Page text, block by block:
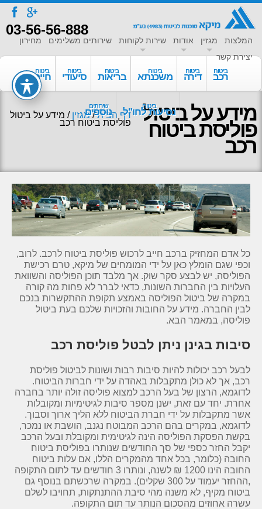
המלצות מגזין אודות שירות לקוחות שירותים משלימים
מחירון
יצירת קשר
f
a
03-56-56-888
ביטוח
רכב ביטוח
דירה ביטוח
משכנתא ביטוח
בריאות ביטוח
סיעודי ביטוח
חיים
ביטוח
נסיעות לחו"ל שירותים
נוספים מידע על ביטול
פוליסת ביטוח
רכב
דף הבית/מגזין / מידע על ביטול
פוליסת ביטוח רכב
כל אדם המחזיק ברכב חייב לרכוש פוליסת ביטוח לרכב. לרוב,
וכפי שגם הומלץ כאן על ידי המומחים של מיקא, טרם רכישת
הפוליסה, יש לבצע סקר שוק. אך מלבד תוכן הפוליסה והשוואת
העלויות בין החברות השונות, כדאי לברר לא פחות מה קורה
במקרה של ביטול הפוליסה באמצע תקופת ההתקשרות בנכם
לבין החברה. מידע על החובות והזכויות שלכם בעת ביטול
פוליסה, במאמר הבא.
סיבות בגינן ניתן לבטל פוליסת רכב
לבעל רכב יכולות להיות סיבות רבות ושונות לביטול פוליסת
רכב, אך לא כולן מתקבלות באהדה על ידי חברות הביטוח.
לדוגמא, הרצון של בעל הרכב למצוא פוליסה זולה יותר בחברה
אחרת. יחד עם זאת, ישנן מספר סיבות לגיטימיות ומקובלות
אשר מתקבלות על ידי חברת הביטוח ללא הליך ארוך וסבוך.
לדוגמא, במקרים בהם הרכב המבוטח נגנב, הושבת או נמכר,
בקשת הפסקת הפוליסה הינה לגיטימית ומקובלת ובעל הרכב
יקבל החזר כספי של סך החודשים שנותרו בפוליסת ביטוח
החובה (כלומר, בכל אחד מהמקרים הללו, אם עלות ביטוח
החובה הינו 1200 ₪ לשנה, ונותרו 3 חודשים עד לתום התקופה
,ההחזר יעמוד על 300 שקלים). במקרה שרכשתם בנוסף גם
ביטוח מקיף, לא משנה מהי סיבת ההתנתקות, תחויבו לשלם
עשרה אחוזים מהסכום הנותר עד תום התקופה.